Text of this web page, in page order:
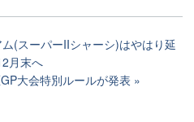
(スーパーIIシャーシ)はやはり延
月末へ
大会特別ルールが発表